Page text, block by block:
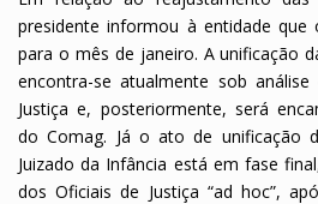
presidente informou à entidade
para o mês de janeiro. A unificação
encontra-se atualmente sob análise
Justiça e, posteriormente, será
do Comag. Já o ato de unificação
Juizado da Infância está em fase
dos Oficiais de Justiça “ad hoc”,